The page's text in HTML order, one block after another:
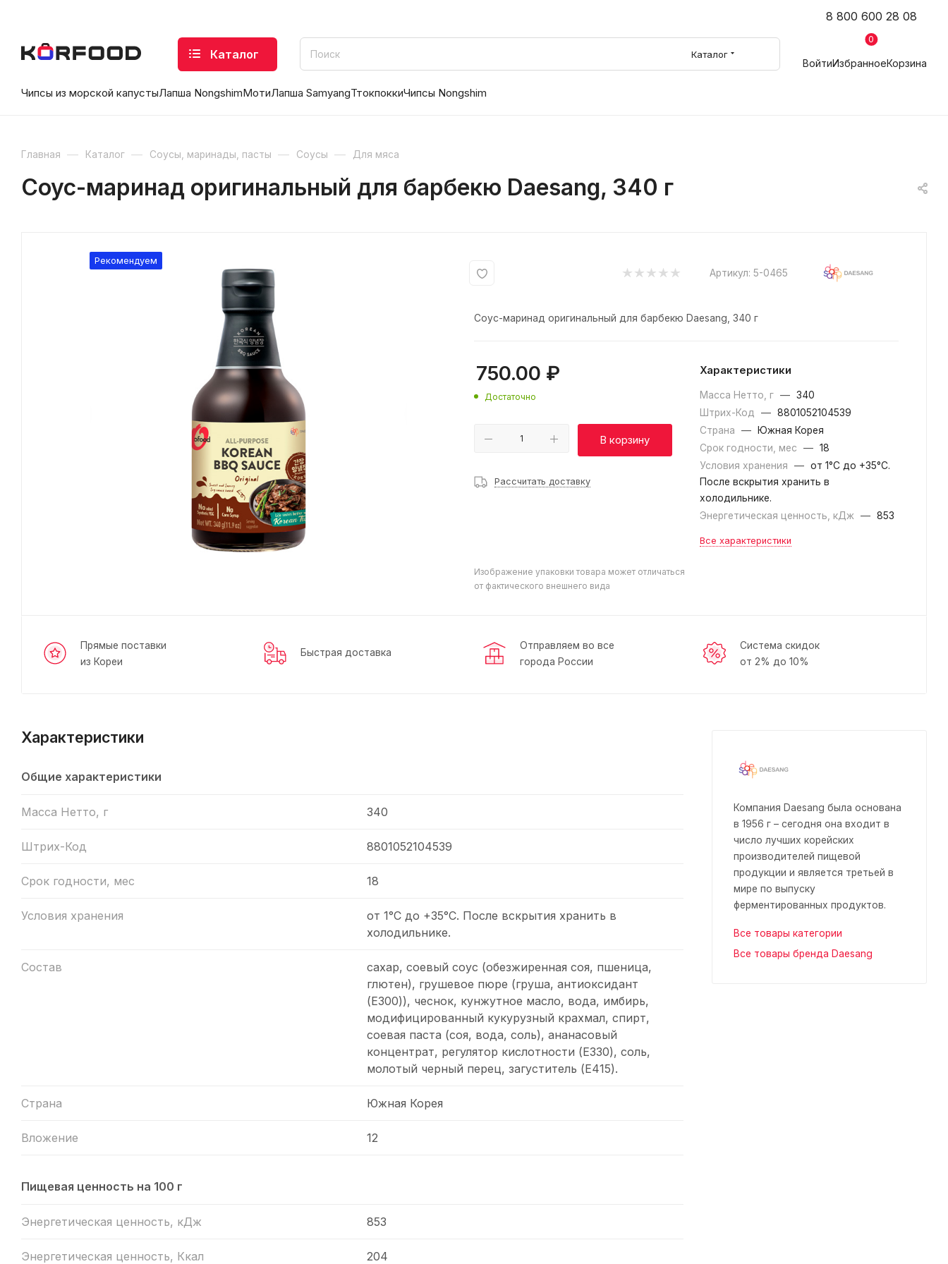
8 800 600 28 08
Каталог Каталог
ВойтиИзбранное
0
Корзина
Чипсы из морской капустыЛапша NongshimМотиЛапша SamyangТтокпоккиЧипсы Nongshim
Главная — Каталог — Соусы, маринады, пасты — Соусы — Для мяса
Соус-маринад оригинальный для барбекю Daesang, 340 г
Рекомендуем
Артикул: 5-0465
Соус-маринад оригинальный для барбекю Daesang, 340 г
750.00 ₽
Достаточно
В корзину
Рассчитать доставку
Характеристики
Масса Нетто, г — 340
Штрих-Код
— 8801052104539
Страна
—
Южная Корея
Срок годности, мес
— 18
Условия хранения
— от 1°С до +35°C.
После вскрытия хранить в
холодильнике.
Энергетическая ценность, кДж
— 853
Все характеристики
Изображение упаковки товара может отличаться
от фактического внешнего вида
Прямые поставки
из Кореи
Быстрая доставка
Отправляем во все
города России
Система скидок
от 2% до 10%
Характеристики
Общие характеристики
Масса Нетто, г 340
Штрих-Код 8801052104539
Срок годности, мес 18
Условия хранения
от 1°С до +35°C. После вскрытия хранить в
холодильнике.
Состав
сахар, соевый соус (обезжиренная соя, пшеница,
глютен), грушевое пюре (груша, антиоксидант
(E300)), чеснок, кунжутное масло, вода, имбирь,
модифицированный кукурузный крахмал, спирт,
соевая паста (соя, вода, соль), ананасовый
концентрат, регулятор кислотности (E330), соль,
молотый черный перец, загуститель (E415).
Страна Южная Корея
Вложение 12
Пищевая ценность на 100 г
Энергетическая ценность, кДж 853
Энергетическая ценность, Ккал 204
Компания Daesang была основана
в 1956 г – сегодня она входит в
число лучших корейских
производителей пищевой
продукции и является третьей в
мире по выпуску
ферментированных продуктов.
Все товары категории
Все товары бренда Daesang